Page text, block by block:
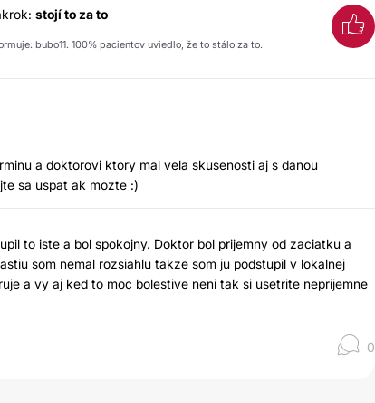
stojí to za to
bubo11. 100% pacientov uviedlo, že to stálo za to.
a doktorovi ktory mal vela skusenosti aj s danou
sa uspat ak mozte :)
to iste a bol spokojny. Doktor bol prijemny od zaciatku a
som nemal rozsiahlu takze som ju podstupil v lokalnej
a vy aj ked to moc bolestive neni tak si usetrite neprijemne
0